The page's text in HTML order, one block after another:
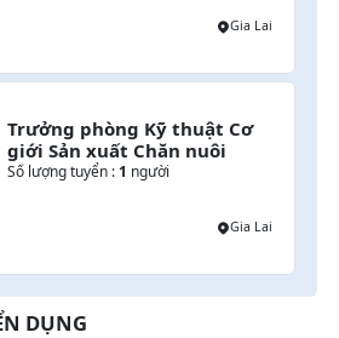
Gia Lai
Trưởng phòng Kỹ thuật Cơ
giới Sản xuất Chăn nuôi
Số lượng tuyển : 1 người
Gia Lai
DỤNG